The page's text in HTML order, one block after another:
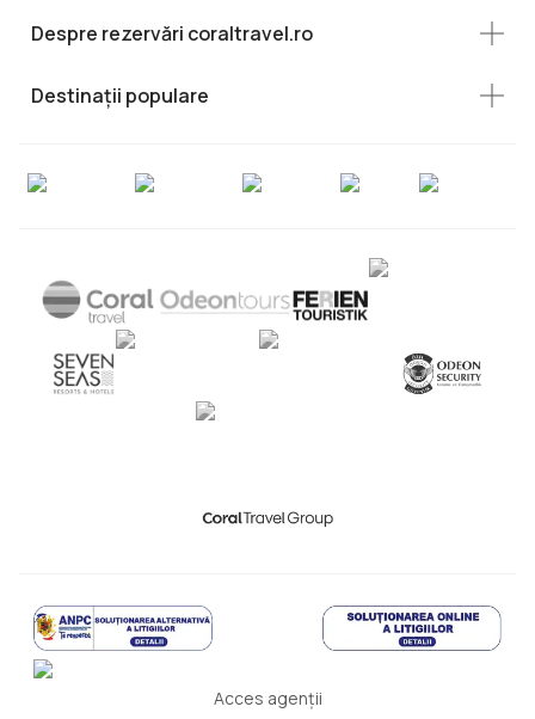
Despre rezervări coraltravel.ro
Destinații populare
Acces agenții